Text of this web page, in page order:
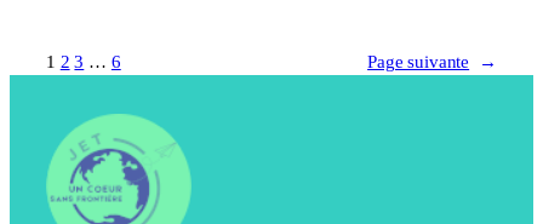
1 2 3 … 6 Page suivante →